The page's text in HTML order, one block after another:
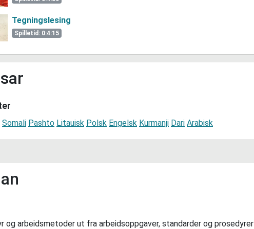
Tegningslesing
Spilletid: 0:4:15
Somali Pashto Litauisk Polsk Engelsk Kurmanji Dari Arabisk
og arbeidsmetoder ut fra arbeidsoppgaver, standarder og prosedyrer